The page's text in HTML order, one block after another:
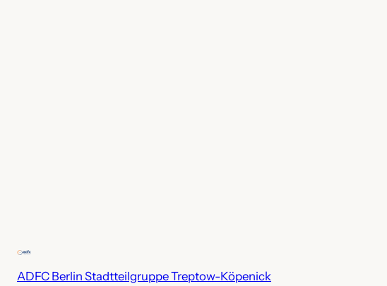
ADFC Berlin Stadtteilgruppe Treptow-Köpenick